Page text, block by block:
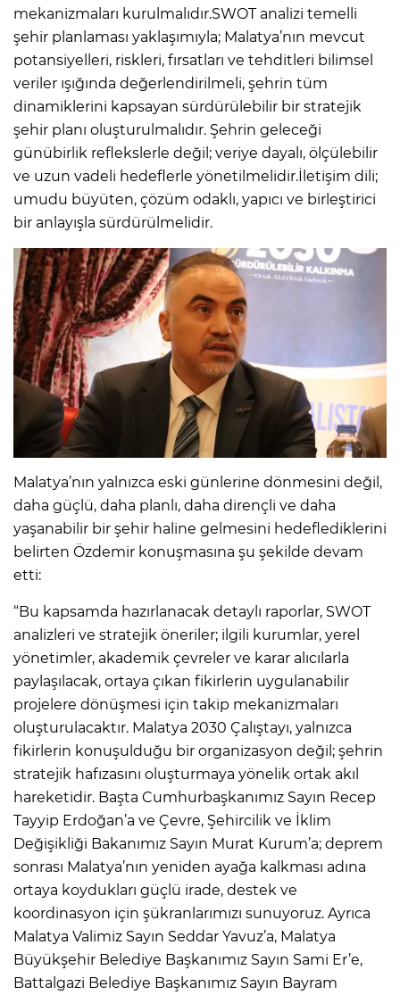
mekanizmaları kurulmalıdır.SWOT analizi temelli
şehir planlaması yaklaşımıyla; Malatya’nın mevcut
potansiyelleri, riskleri, fırsatları ve tehditleri bilimsel
veriler ışığında değerlendirilmeli, şehrin tüm
dinamiklerini kapsayan sürdürülebilir bir stratejik
şehir planı oluşturulmalıdır. Şehrin geleceği
günübirlik reflekslerle değil; veriye dayalı, ölçülebilir
ve uzun vadeli hedeflerle yönetilmelidir.İletişim dili;
umudu büyüten, çözüm odaklı, yapıcı ve birleştirici
bir anlayışla sürdürülmelidir.
Malatya’nın yalnızca eski günlerine dönmesini değil,
daha güçlü, daha planlı, daha dirençli ve daha
yaşanabilir bir şehir haline gelmesini hedeflediklerini
belirten Özdemir konuşmasına şu şekilde devam
etti:
“Bu kapsamda hazırlanacak detaylı raporlar, SWOT
analizleri ve stratejik öneriler; ilgili kurumlar, yerel
yönetimler, akademik çevreler ve karar alıcılarla
paylaşılacak, ortaya çıkan fikirlerin uygulanabilir
projelere dönüşmesi için takip mekanizmaları
oluşturulacaktır. Malatya 2030 Çalıştayı, yalnızca
fikirlerin konuşulduğu bir organizasyon değil; şehrin
stratejik hafızasını oluşturmaya yönelik ortak akıl
hareketidir. Başta Cumhurbaşkanımız Sayın Recep
Tayyip Erdoğan’a ve Çevre, Şehircilik ve İklim
Değişikliği Bakanımız Sayın Murat Kurum’a; deprem
sonrası Malatya’nın yeniden ayağa kalkması adına
ortaya koydukları güçlü irade, destek ve
koordinasyon için şükranlarımızı sunuyoruz. Ayrıca
Malatya Valimiz Sayın Seddar Yavuz’a, Malatya
Büyükşehir Belediye Başkanımız Sayın Sami Er’e,
Battalgazi Belediye Başkanımız Sayın Bayram